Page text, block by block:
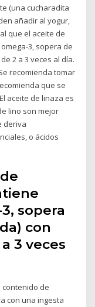
(una cucharadita
añadir al yogur,
que el aceite de
3, sopera de
2 a 3 veces al día.
recomienda tomar
que se
aceite de linaza es
lino son mejor
deriva
o ácidos
sopera
con
3 veces
contenido de
con una ingesta